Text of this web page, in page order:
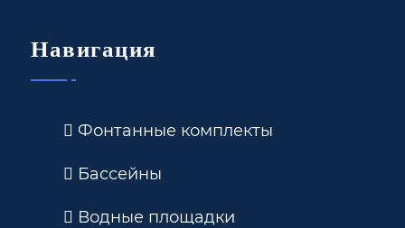
Навигация
Фонтанные комплекты
Бассейны
Водные площадки